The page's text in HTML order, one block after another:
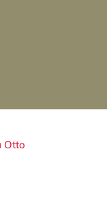
Otto